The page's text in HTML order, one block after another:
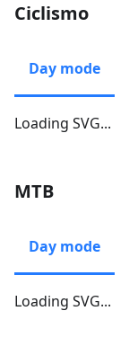
Ciclismo
Day mode
Loading SVG...
MTB
Day mode
Loading SVG...